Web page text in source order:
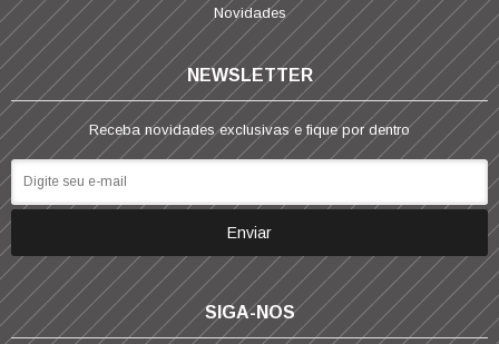
Novidades
NEWSLETTER
Receba novidades exclusivas e fique por dentro
SIGA-NOS